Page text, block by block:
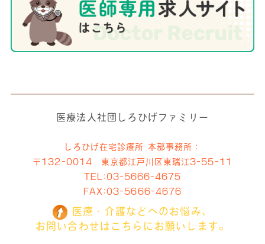
医療法人社団しろひげファミリー
しろひげ在宅診療所 本部事務所：
〒132-0014 東京都江戸川区東瑞江3-55-11
TEL: 03-5666-4675
FAX:03-5666-4676
医療・介護などへのお悩み、
お問い合わせはこちらにお願いします。